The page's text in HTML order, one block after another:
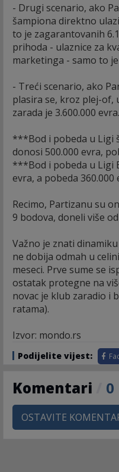
- Drugi scenario, ako
šampiona direktno
to je zagarantovanih
prihoda - ulaznice za
marketinga - samo to je
- Treći scenario, ako
plasira se, kroz plej-of,
zarada je 3.600.000 evra.
***Bod i pobeda u Ligi
donosi 500.000 evra,
***Bod i pobeda u Ligi
evra, a pobeda 360.000
Recimo, Partizanu su
9 bodova, doneli više
Važno je znati
ne dobija odmah u
meseci. Prve sume se
ostatak protegne na
novac je klub zaradio i
ratama).
Izvor: mondo.rs
Podijelite vijest:
Komentari 0
OSTAVITE